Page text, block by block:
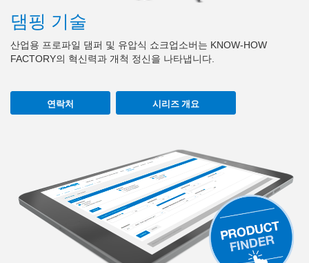
댐핑 기술
산업용 프로파일 댐퍼 및 유압식 쇼크업소버는 KNOW-HOW
FACTORY의 혁신력과 개척 정신을 나타냅니다.
연락처 시리즈 개요